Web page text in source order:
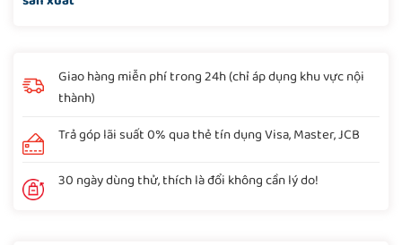
Giao hàng miễn phí trong 24h (chỉ áp dụng khu vực nội
thành)
Trả góp lãi suất 0% qua thẻ tín dụng Visa, Master, JCB
30 ngày dùng thử, thích là đổi không cần lý do!